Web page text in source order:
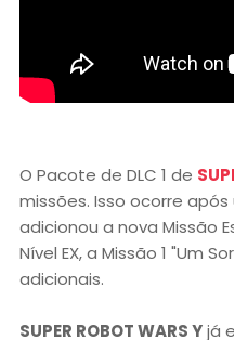
O Pacote de DLC 1 de
missões. Isso ocorre
adicionou a nova Missão
Nível EX, a Missão 1 "Um
adicionais.
SUPER ROBOT WARS Yjá